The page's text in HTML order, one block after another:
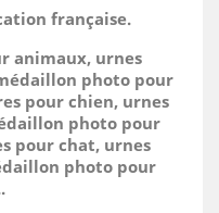
française.
animaux, urnes
photo pour
pour chien, urnes
photo pour
pour chat, urnes
photo pour